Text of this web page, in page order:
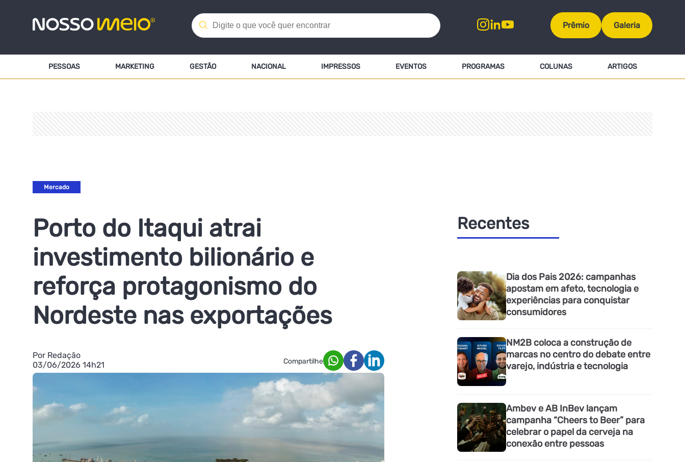
Prêmio Galeria
PESSOAS MARKETING GESTÃO NACIONAL IMPRESSOS EVENTOS PROGRAMAS COLUNAS ARTIGOS
Mercado
Porto do Itaqui atrai
investimento bilionário e
reforça protagonismo do
Nordeste nas exportações
Por Redação
03/06/2026 14h21
Compartilhe
Recentes
Dia dos Pais 2026: campanhas
apostam em afeto, tecnologia e
experiências para conquistar
consumidores
NM2B coloca a construção de
marcas no centro do debate entre
varejo, indústria e tecnologia
Ambev e AB InBev lançam
campanha “Cheers to Beer” para
celebrar o papel da cerveja na
conexão entre pessoas